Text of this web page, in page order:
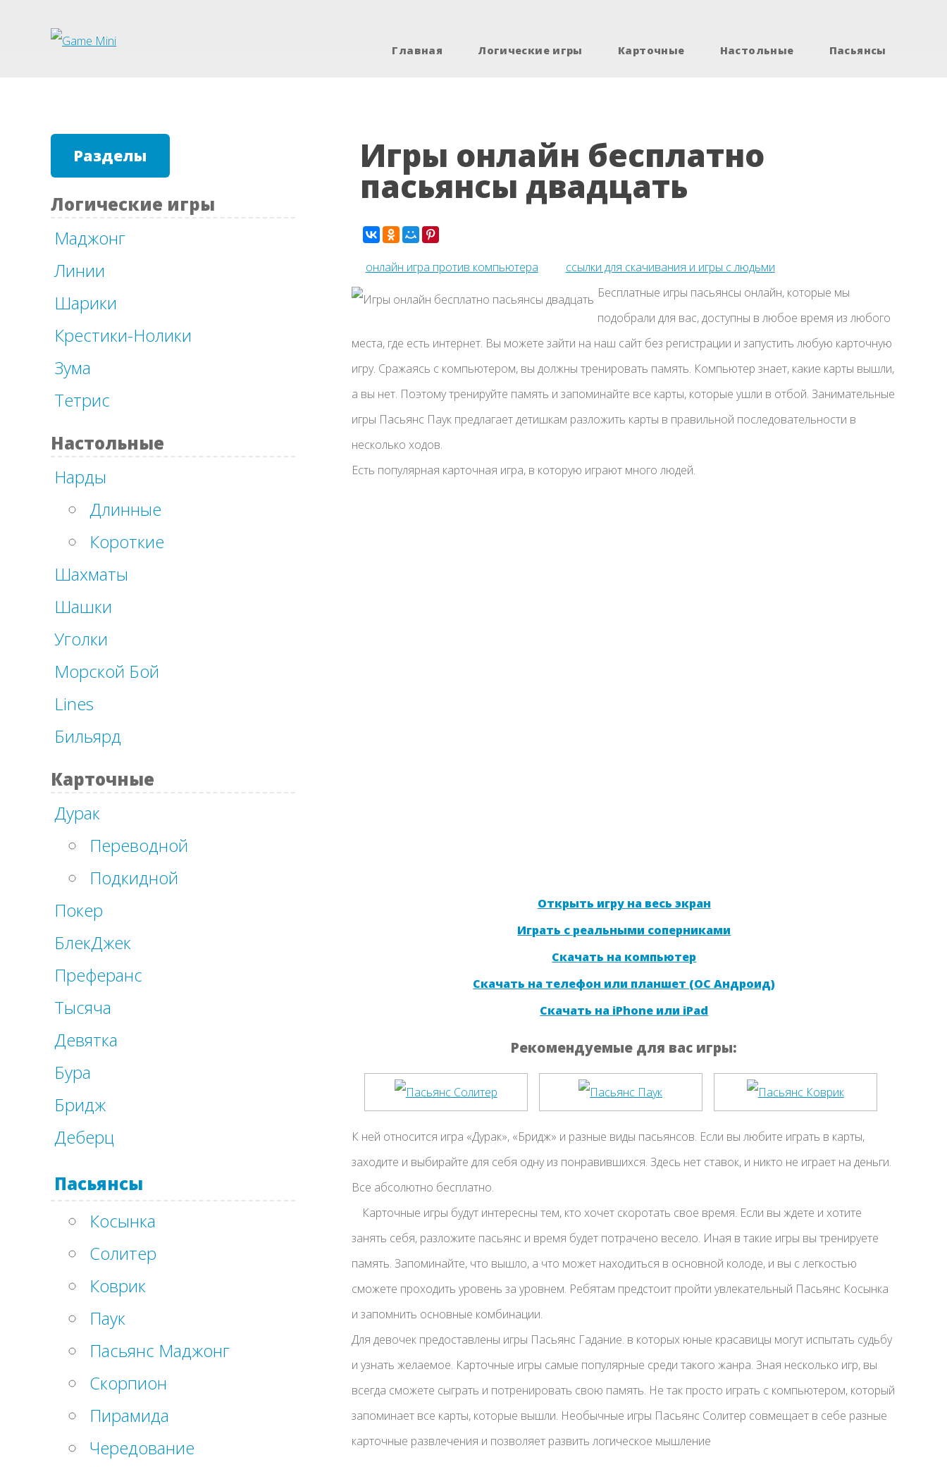
Главная Логические игры Карточные Настольные Пасьянсы
Разделы
Логические игры
Маджонг
Линии
Шарики
Крестики-Нолики
Зума
Тетрис
Настольные
Нарды
Длинные
Короткие
Шахматы
Шашки
Уголки
Морской Бой
Lines
Бильярд
Карточные
Дурак
Переводной
Подкидной
Покер
БлекДжек
Преферанс
Тысяча
Девятка
Бура
Бридж
Деберц
Пасьянсы
Косынка
Солитер
Коврик
Паук
Пасьянс Маджонг
Скорпион
Пирамида
Чередование
Игры онлайн бесплатно
пасьянсы двадцать
онлайн игра против компьютера
ссылки для скачивания и игры с людьми
Бесплатные игры пасьянсы онлайн, которые мы
подобрали для вас, доступны в любое время из любого
места, где есть интернет. Вы можете зайти на наш сайт без регистрации и запустить любую карточную
игру. Сражаясь с компьютером, вы должны тренировать память. Компьютер знает, какие карты вышли,
а вы нет. Поэтому тренируйте память и запоминайте все карты, которые ушли в отбой. Занимательные
игры Пасьянс Паук предлагает детишкам разложить карты в правильной последовательности в
несколько ходов.
Есть популярная карточная игра, в которую играют много людей.
Открыть игру на весь экран
Играть с реальными соперниками
Скачать на компьютер
Скачать на телефон или планшет (ОС Андроид)
Скачать на iPhone или iPad
Рекомендуемые для вас игры:
К ней относится игра «Дурак», «Бридж» и разные виды пасьянсов. Если вы любите играть в карты,
заходите и выбирайте для себя одну из понравившихся. Здесь нет ставок, и никто не играет на деньги.
Все абсолютно бесплатно.
Карточные игры будут интересны тем, кто хочет скоротать свое время. Если вы ждете и хотите
занять себя, разложите пасьянс и время будет потрачено весело. Иная в такие игры вы тренируете
память. Запоминайте, что вышло, а что может находиться в основной колоде, и вы с легкостью
сможете проходить уровень за уровнем. Ребятам предстоит пройти увлекательный Пасьянс Косынка
и запомнить основные комбинации.
Для девочек предоставлены игры Пасьянс Гадание. в которых юные красавицы могут испытать судьбу
и узнать желаемое. Карточные игры самые популярные среди такого жанра. Зная несколько игр, вы
всегда сможете сыграть и потренировать свою память. Не так просто играть с компьютером, который
запоминает все карты, которые вышли. Необычные игры Пасьянс Солитер совмещает в себе разные
карточные развлечения и позволяет развить логическое мышление